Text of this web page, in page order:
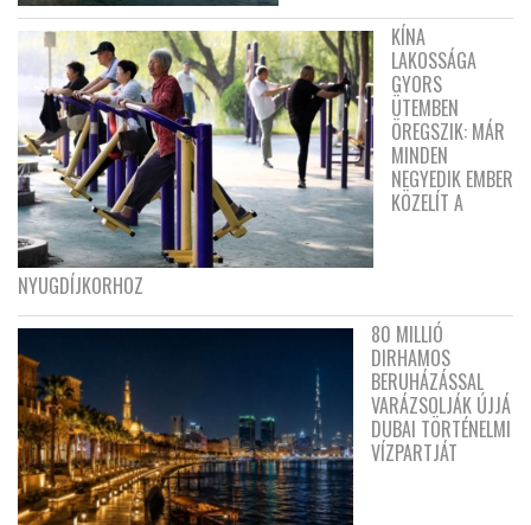
KÍNA
LAKOSSÁGA
GYORS
ÜTEMBEN
ÖREGSZIK: MÁR
MINDEN
NEGYEDIK EMBER
KÖZELÍT A
NYUGDÍJKORHOZ
80 MILLIÓ
DIRHAMOS
BERUHÁZÁSSAL
VARÁZSOLJÁK ÚJJÁ
DUBAI TÖRTÉNELMI
VÍZPARTJÁT